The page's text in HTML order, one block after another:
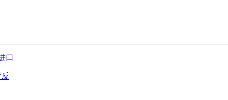
口